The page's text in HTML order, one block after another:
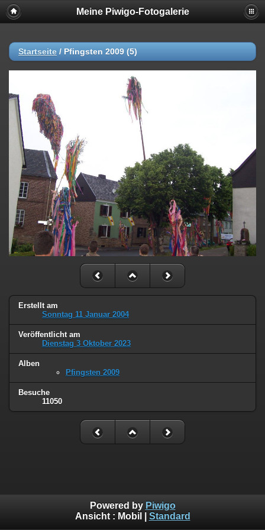
Meine Piwigo-Fotogalerie
Startseite / Pfingsten 2009 (5)
Erstellt am
Sonntag 11 Januar 2004
Veröffentlicht am
Dienstag 3 Oktober 2023
Alben
Pfingsten 2009
Besuche
11050
Powered by Piwigo
Ansicht : Mobil Standard